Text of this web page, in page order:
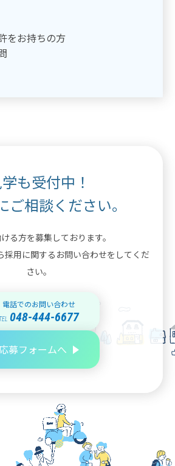
をお持ちの方
も受付中！
ご相談ください。
る方を募集しております。
採用に関するお問い合わせをしてくだ
さい。
電話でのお問い合わせ
TEL 048-444-6677
応募フォームへ